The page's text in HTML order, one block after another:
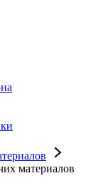
материалов